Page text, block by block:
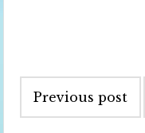
navigation
Previous post